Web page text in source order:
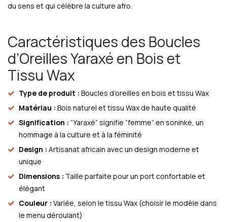
du sens et qui célèbre la culture afro.
Caractéristiques des Boucles
d’Oreilles Yaraxé en Bois et
Tissu Wax
Type de produit : Boucles d’oreilles en bois et tissu Wax
Matériau : Bois naturel et tissu Wax de haute qualité
Signification : “Yaraxé” signifie “femme” en soninké, un
hommage à la culture et à la féminité
Design : Artisanat africain avec un design moderne et
unique
Dimensions : Taille parfaite pour un port confortable et
élégant
Couleur : Variée, selon le tissu Wax (choisir le modèle dans
le menu déroulant)